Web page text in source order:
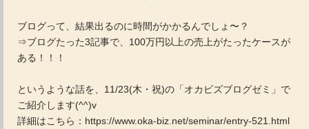
ブログって、結果出るのに時間がかかるんでしょ〜？
⇒ブログたった3記事で、100万円以上の売上がたったケースが
ある！！！
というような話を、11/23(木・祝)の「オカビズブログゼミ」で
ご紹介します(^^)v
詳細はこちら：https://www.oka-biz.net/seminar/entry-521.html